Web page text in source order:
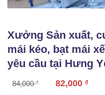
Xưởng Sản xuất,
mái kéo, bạt mái
yêu cầu tại Hưng
84,000₫ 82,000 ₫